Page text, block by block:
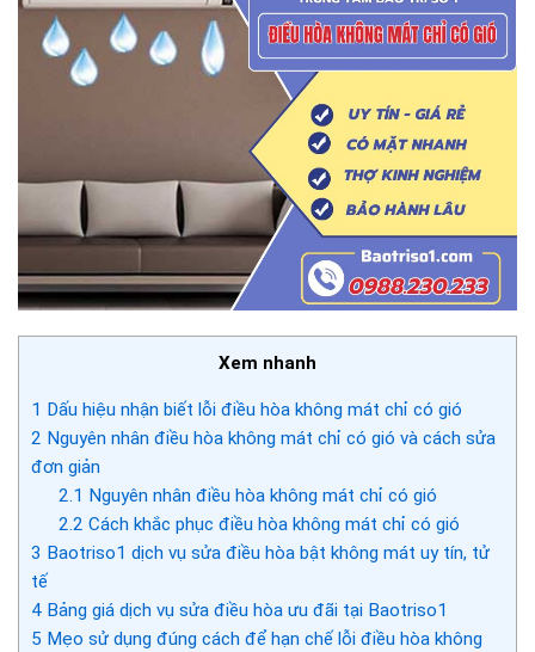
Xem nhanh
1 Dấu hiệu nhận biết lỗi điều hòa không mát chỉ có gió
2 Nguyên nhân điều hòa không mát chỉ có gió và cách sửa
đơn giản
2.1 Nguyên nhân điều hòa không mát chỉ có gió
2.2 Cách khắc phục điều hòa không mát chỉ có gió
3 Baotriso1 dịch vụ sửa điều hòa bật không mát uy tín, tử
tế
4 Bảng giá dịch vụ sửa điều hòa ưu đãi tại Baotriso1
5 Mẹo sử dụng đúng cách để hạn chế lỗi điều hòa không